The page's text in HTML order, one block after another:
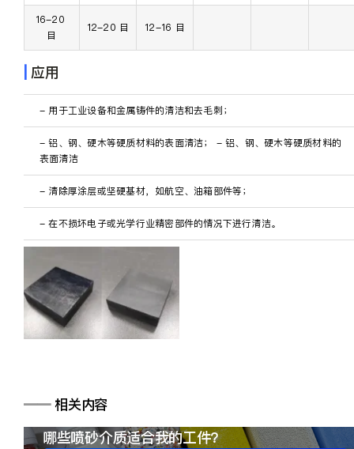
16-20
目
12-20 目 12-16 目
|应用
- 用于工业设备和金属铸件的清洁和去毛刺；
- 铝、钢、硬木等硬质材料的表面清洁； - 铝、钢、硬木等硬质材料的
表面清洁
- 清除厚涂层或坚硬基材，如航空、油箱部件等；
- 在不损坏电子或光学行业精密部件的情况下进行清洁。
━━相关内容
哪些喷砂介质适合我的工件？